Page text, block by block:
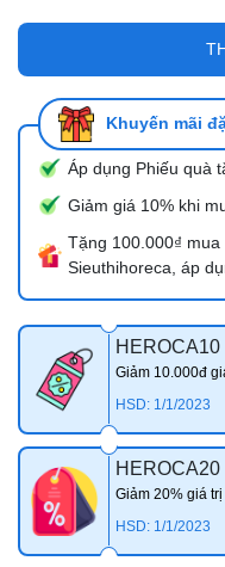
Khuyến mãi
Áp dụng Phiếu quà
Giảm giá 10% khi
Tặng 100.000₫
Sieuthihoreca, áp
HEROCA10
Giảm 10.000đ
HSD: 1/1/2023
HEROCA20
Giảm 20% giá
HSD: 1/1/2023